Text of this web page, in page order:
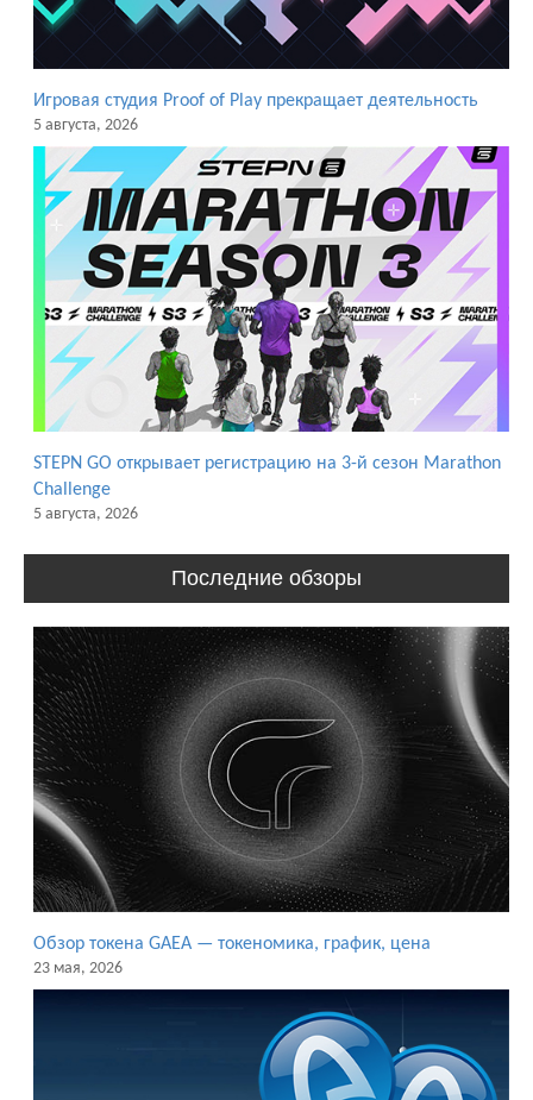
Игровая студия Proof of Play прекращает деятельность
5 августа, 2026
STEPN GO открывает регистрацию на 3-й сезон Marathon
Challenge
5 августа, 2026
Последние обзоры
Обзор токена GAEA — токеномика, график, цена
23 мая, 2026